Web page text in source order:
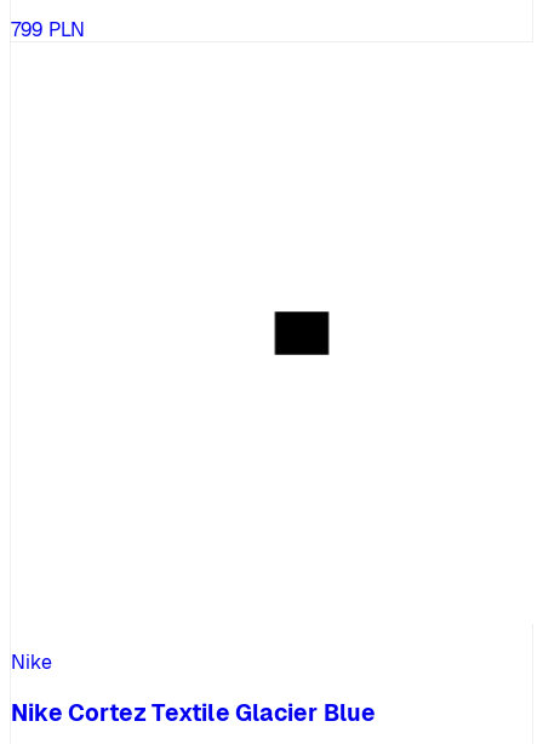
799 PLN
Nike
Nike Cortez Textile Glacier Blue